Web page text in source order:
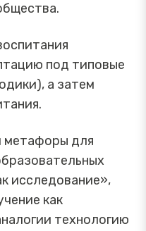
под типовые
а затем
метафоры для
исследование»,
как
технологию